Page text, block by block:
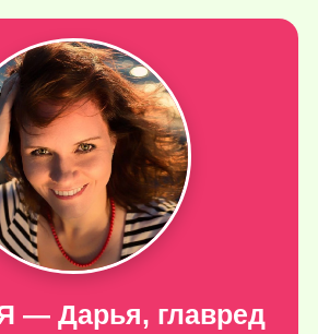
— Дарья, главред